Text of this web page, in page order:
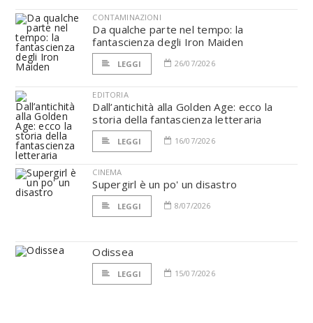
CONTAMINAZIONI
Da qualche parte nel tempo: la
fantascienza degli Iron Maiden
LEGGI 26/07/2026
EDITORIA
Dall’antichità alla Golden Age: ecco la
storia della fantascienza letteraria
LEGGI 16/07/2026
CINEMA
Supergirl è un po' un disastro
LEGGI 8/07/2026
Odissea
LEGGI 15/07/2026